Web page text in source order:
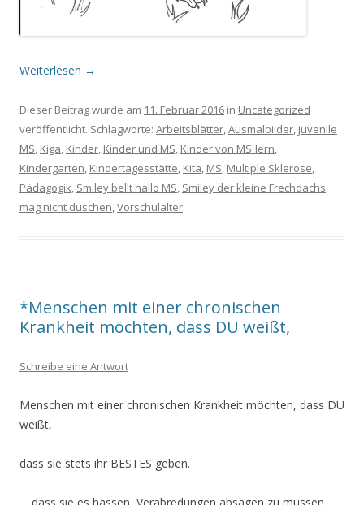
Weiterlesen →
Dieser Beitrag wurde am 11. Februar 2016 in Uncategorized
veröffentlicht. Schlagworte: Arbeitsblätter,Ausmalbilder, juvenile
MS, Kiga, Kinder, Kinder und MS, Kinder von MS´lern,
Kindergarten, Kindertagesstätte, Kita, MS, Multiple Sklerose,
Pädagogik, Smiley bellt hallo MS, Smiley der kleine Frechdachs
mag nicht duschen,Vorschulalter.
*Menschen mit einer chronischen
Krankheit möchten, dass DU weißt,
Schreibe eine Antwort
Menschen mit einer chronischen Krankheit möchten, dass DU
weißt,
dass sie stets ihr BESTES geben.